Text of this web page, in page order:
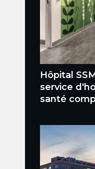
Hôpital
service
santé